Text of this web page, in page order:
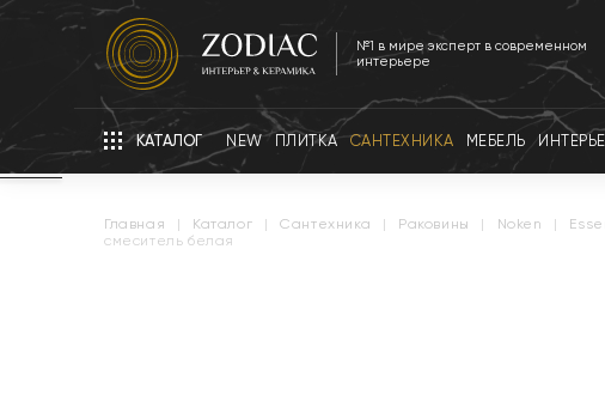
№1 в мире эксперт в современном
интерьере
КАТАЛОГ NEW ПЛИТКА САНТЕХНИКА МЕБЕЛЬ
главная | каталог | сантехника | раковины | noken |
смеситель белая